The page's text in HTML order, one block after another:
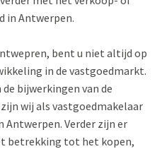
in Antwerpen.
bent u niet altijd op
in de vastgoedmarkt.
bijwerkingen van de
wij als vastgoedmakelaar
Antwerpen. Verder zijn er
betrekking tot het kopen,